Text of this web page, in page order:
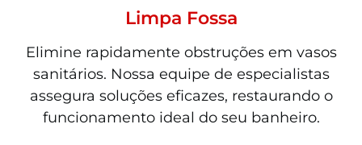
Limpa Fossa
Elimine rapidamente obstruções em vasos
sanitários. Nossa equipe de especialistas
assegura soluções eficazes, restaurando o
funcionamento ideal do seu banheiro.